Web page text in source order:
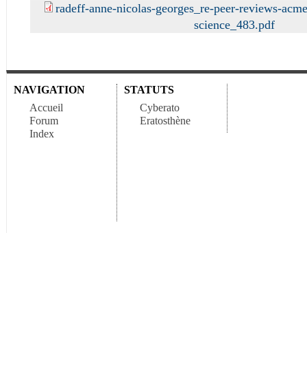
radeff-anne-nicolas-georges_re-peer-reviews-
science_483.pdf
NAVIGATION
Accueil
Forum
Index
STATUTS
Cyberato
Eratosthène